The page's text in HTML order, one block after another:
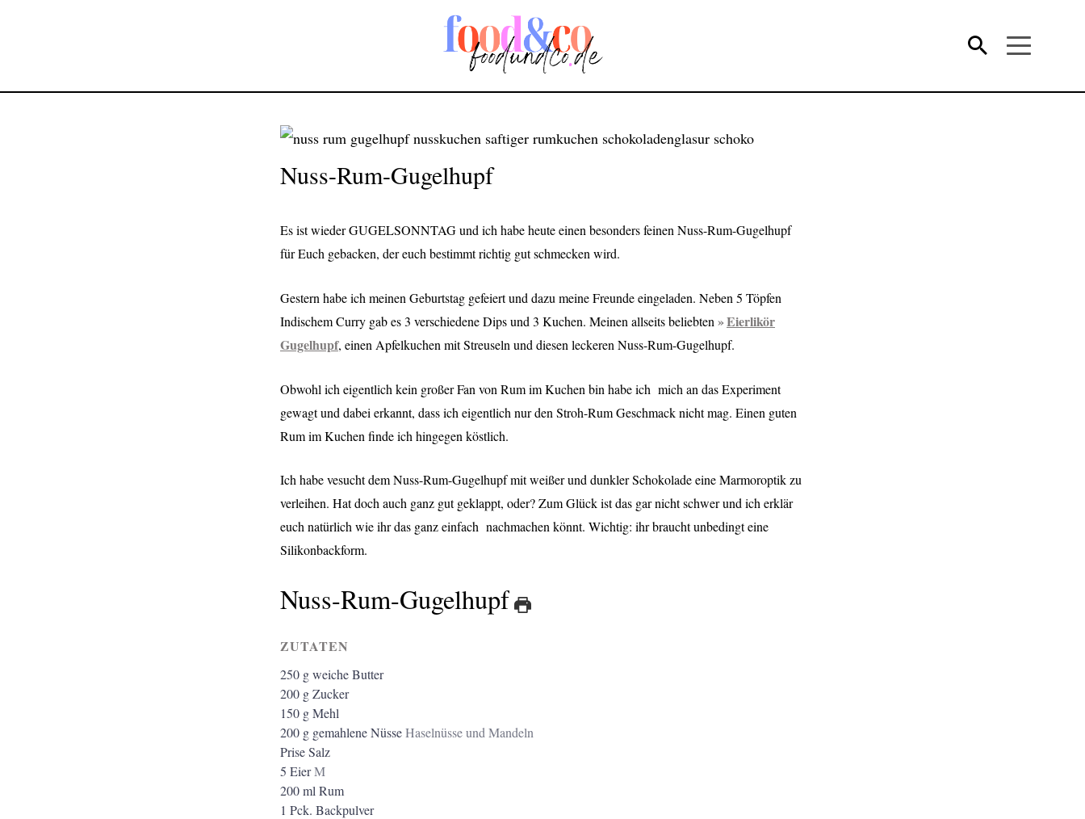
Nuss-Rum-Gugelhupf
Es ist wieder GUGELSONNTAG und ich habe heute einen besonders feinen Nuss-Rum-Gugelhupf
für Euch gebacken, der euch bestimmt richtig gut schmecken wird.
Gestern habe ich meinen Geburtstag gefeiert und dazu meine Freunde eingeladen. Neben 5 Töpfen
Indischem Curry gab es 3 verschiedene Dips und 3 Kuchen. Meinen allseits beliebten
Eierlikör
Gugelhupf, einen Apfelkuchen mit Streuseln und diesen leckeren Nuss-Rum-Gugelhupf.
Obwohl ich eigentlich kein großer Fan von Rum im Kuchen bin habe ich mich an das Experiment
gewagt und dabei erkannt, dass ich eigentlich nur den Stroh-Rum Geschmack nicht mag. Einen guten
Rum im Kuchen finde ich hingegen köstlich.
Ich habe vesucht dem Nuss-Rum-Gugelhupf mit weißer und dunkler Schokolade eine Marmoroptik zu
verleihen. Hat doch auch ganz gut geklappt, oder? Zum Glück ist das gar nicht schwer und ich erklär
euch natürlich wie ihr das ganz einfach nachmachen könnt. Wichtig: ihr braucht unbedingt eine
Silikonbackform.
Nuss-Rum-Gugelhupf
ZUTATEN
250 gweiche Butter
200 gZucker
150 gMehl
200 g gemahlene NüsseHaselnüsse und Mandeln
Prise Salz
5 EierM
200ml Rum
1 Pck. Backpulver